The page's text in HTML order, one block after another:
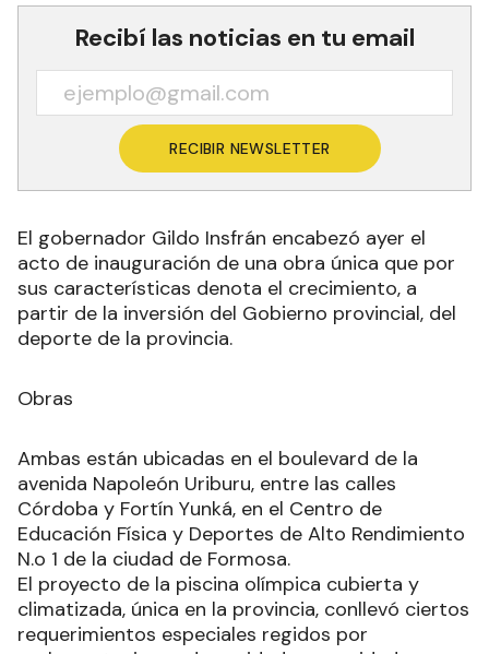
Recibí las noticias en tu email
RECIBIR NEWSLETTER
El gobernador Gildo Insfrán encabezó ayer el
acto de inauguración de una obra única que por
sus características denota el crecimiento, a
partir de la inversión del Gobierno provincial, del
deporte de la provincia.
Obras
Ambas están ubicadas en el boulevard de la
avenida Napoleón Uriburu, entre las calles
Córdoba y Fortín Yunká, en el Centro de
Educación Física y Deportes de Alto Rendimiento
N.o 1 de la ciudad de Formosa.
El proyecto de la piscina olímpica cubierta y
climatizada, única en la provincia, conllevó ciertos
requerimientos especiales regidos por